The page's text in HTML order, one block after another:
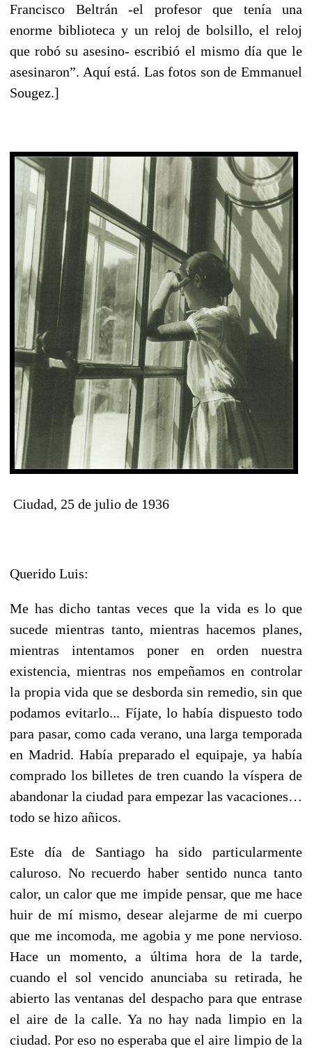
Francisco Beltrán -el profesor que tenía una
enorme biblioteca y un reloj de bolsillo, el reloj
que robó su asesino- escribió el mismo día que le
asesinaron”. Aquí está. Las fotos son de Emmanuel
Sougez.]
Ciudad, 25 de julio de 1936
Querido Luis:
Me has dicho tantas veces que la vida es lo que
sucede mientras tanto, mientras hacemos planes,
mientras intentamos poner en orden nuestra
existencia, mientras nos empeñamos en controlar
la propia vida que se desborda sin remedio, sin que
podamos evitarlo... Fíjate, lo había dispuesto todo
para pasar, como cada verano, una larga temporada
en Madrid. Había preparado el equipaje, ya había
comprado los billetes de tren cuando la víspera de
abandonar la ciudad para empezar las vacaciones…
todo se hizo añicos.
Este día de Santiago ha sido particularmente
caluroso. No recuerdo haber sentido nunca tanto
calor, un calor que me impide pensar, que me hace
huir de mí mismo, desear alejarme de mi cuerpo
que me incomoda, me agobia y me pone nervioso.
Hace un momento, a última hora de la tarde,
cuando el sol vencido anunciaba su retirada, he
abierto las ventanas del despacho para que entrase
el aire de la calle. Ya no hay nada limpio en la
ciudad. Por eso no esperaba que el aire limpio de la